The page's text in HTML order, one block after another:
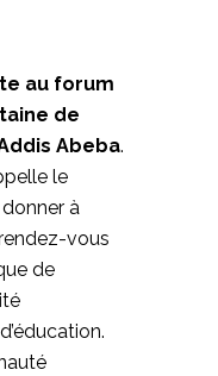
au forum
de
Abeba.
le
à
vous
de